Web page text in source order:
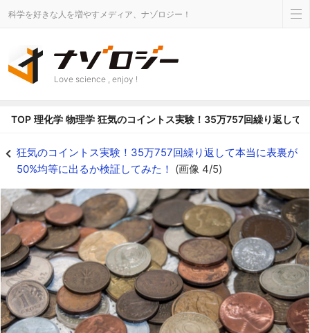
科学を好きな人を増やすメディア、ナゾロジー！
Love science , enjoy !
TOP 理化学 物理学 狂気のコイントス実験！35万757回繰り返して
狂気のコイントス実験！35万757回繰り返して本当に表裏が
50%均等に出るか検証してみた！ (画像 4/5)